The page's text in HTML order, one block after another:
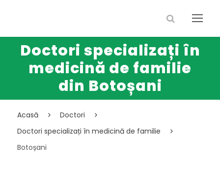
Doctori specializați în
medicină de familie
din Botoșani
Acasă
Doctori
Doctori specializați în medicină de familie
Botoșani